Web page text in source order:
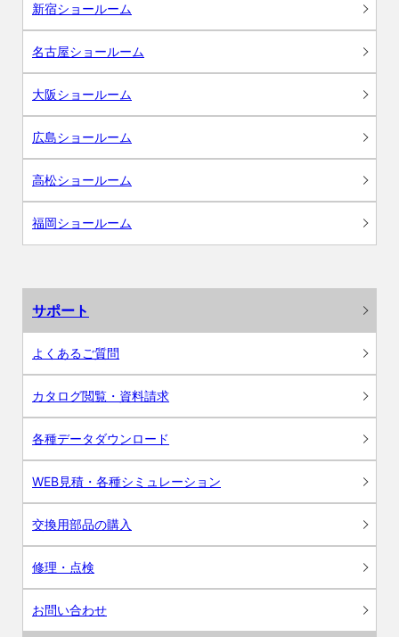
新宿ショールーム
名古屋ショールーム
大阪ショールーム
広島ショールーム
高松ショールーム
福岡ショールーム
サポート
よくあるご質問
カタログ閲覧・資料請求
各種データダウンロード
WEB見積・各種シミュレーション
交換用部品の購入
修理・点検
お問い合わせ